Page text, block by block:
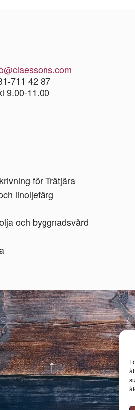
711 42 87
9.00-11.00
för Trätjära
linoljefärg
och byggnadsvård